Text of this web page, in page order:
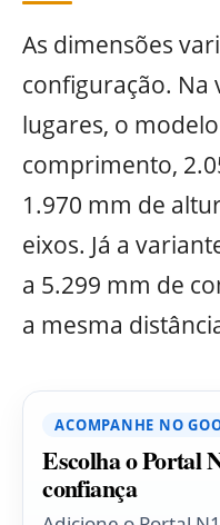
As dimensões
configuração. Na
lugares, o
comprimento,
1.970 mm de
eixos. Já a
a 5.299 mm de
a mesma
ACOMPANHE NO
Escolha o Portal
confiança